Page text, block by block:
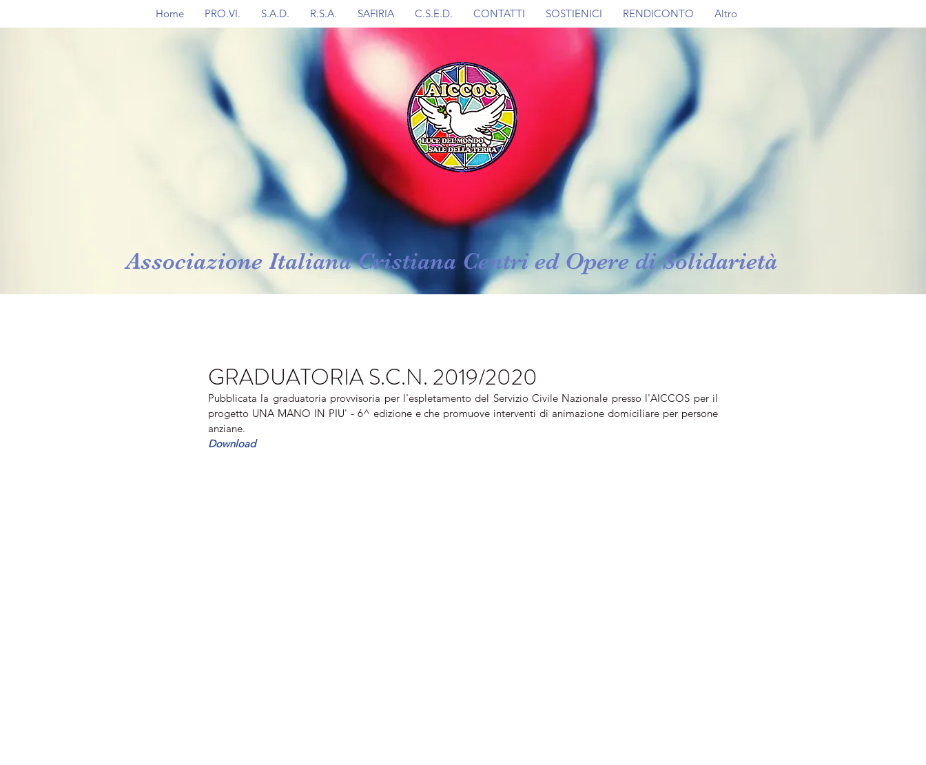
Home PRO.VI. S.A.D. R.S.A. SAFIRIA C.S.E.D. CONTATTI SOSTIENICI RENDICONTO Altro
Associazione Italiana Cristiana Centri ed Opere di Solidarietà
GRADUATORIA S.C.N. 2019/2020
Pubblicata la graduatoria provvisoria per l'espletamento del Servizio Civile Nazionale presso l'AICCOS per il
progetto UNA MANO IN PIU' - 6^ edizione e che promuove interventi di animazione domiciliare per persone
anziane.
Download